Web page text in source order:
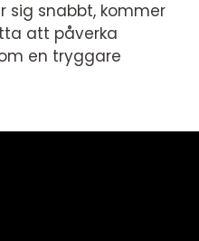
sig snabbt, kommer
att påverka
en tryggare